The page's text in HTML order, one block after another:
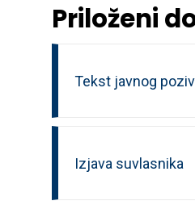
Priloženi
Tekst javnog
Izjava suvlasnika